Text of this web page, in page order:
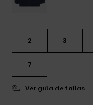
2 3
7
Ver guía de tallas